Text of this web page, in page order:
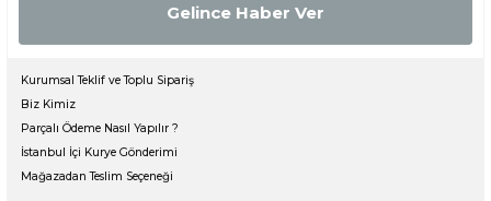
Gelince Haber Ver
Kurumsal Teklif ve Toplu Sipariş
Biz Kimiz
Parçalı Ödeme Nasıl Yapılır ?
İstanbul İçi Kurye Gönderimi
Mağazadan Teslim Seçeneği